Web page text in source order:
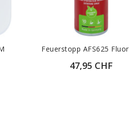
Feuerstopp AFS625
47,95 CHF